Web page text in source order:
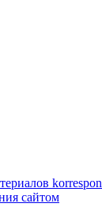
сайтом